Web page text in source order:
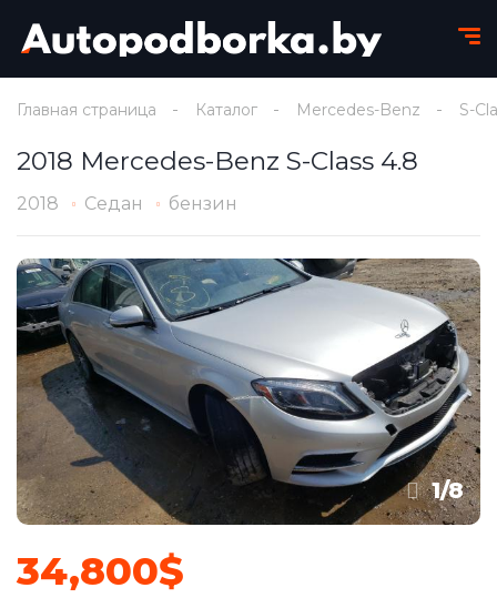
Главная страница Каталог Mercedes-Benz S-
2018 Mercedes-Benz S-Class 4.8
2018 Седан бензин
1/8
34,800$